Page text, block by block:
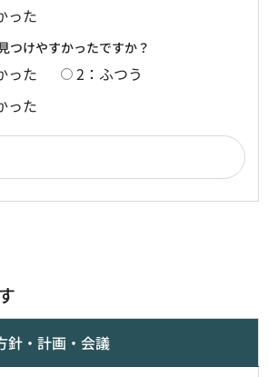
った
つけやすかったですか？
った
2：ふつう
った
針・計画・会議